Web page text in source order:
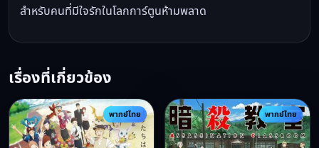
สำหรับคนที่มีใจรักในโลกการ์ตูนห้ามพลาด
เรื่องที่เกี่ยวข้อง
พากย์ไทย พากย์ไทย